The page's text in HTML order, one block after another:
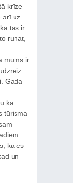
krīze
arī uz
tas ir
runāt,
mums ir
Gada
kā
tūrisma
ka es
un